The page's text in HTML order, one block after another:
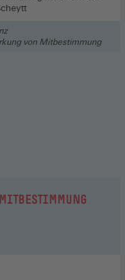
von Mitbestimmung